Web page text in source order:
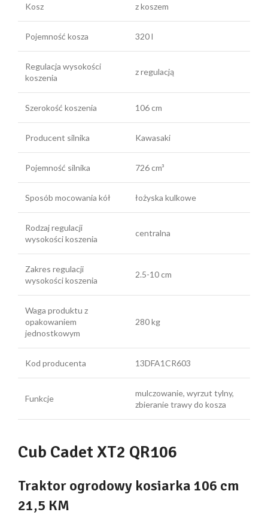
Kosz z koszem
Pojemność kosza 320 l
Regulacja wysokości
koszenia
z regulacją
Szerokość koszenia 106 cm
Producent silnika Kawasaki
Pojemność silnika 726 cm³
Sposób mocowania kół łożyska kulkowe
Rodzaj regulacji
wysokości koszenia
centralna
Zakres regulacji
wysokości koszenia
2.5-10 cm
Waga produktu z
opakowaniem
jednostkowym
280 kg
Kod producenta 13DFA1CR603
Funkcje
mulczowanie, wyrzut tylny,
zbieranie trawy do kosza
Cub Cadet XT2 QR106
Traktor ogrodowy kosiarka 106 cm
21,5 KM